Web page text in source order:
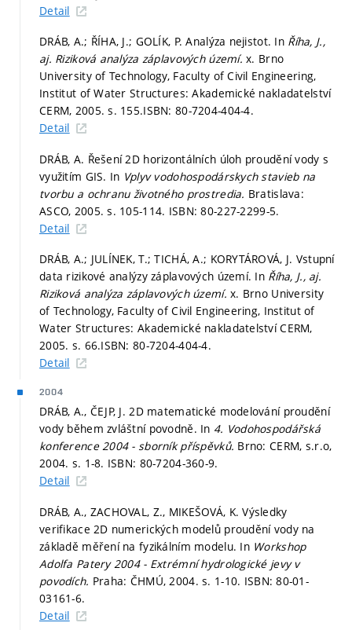
Detail
DRÁB, A.; ŘÍHA, J.; GOLÍK, P. Analýza nejistot. In Říha, J.,
aj. Riziková analýza záplavových území.x. Brno
University of Technology, Faculty of Civil Engineering,
Institut of Water Structures: Akademické nakladatelství
CERM, 2005.s. 155.ISBN: 80-7204-404-4.
Detail
DRÁB, A. Řešení 2D horizontálních úloh proudění vody s
využitím GIS. In Vplyv vodohospodárskych stavieb na
tvorbu a ochranu životného prostredia. Bratislava:
ASCO, 2005.s. 105-114. ISBN: 80-227-2299-5.
Detail
DRÁB, A.; JULÍNEK, T.; TICHÁ, A.; KORYTÁROVÁ, J. Vstupní
data rizikové analýzy záplavových území. In Říha, J., aj.
Riziková analýza záplavových území.x. Brno University
of Technology, Faculty of Civil Engineering, Institut of
Water Structures: Akademické nakladatelství CERM,
2005. s. 66.ISBN: 80-7204-404-4.
Detail
2004
DRÁB, A., ČEJP, J. 2D matematické modelování proudění
vody během zvláštní povodně. In 4. Vodohospodářská
konference 2004 - sborník příspěvků. Brno: CERM, s.r.o,
2004. s. 1-8. ISBN: 80-7204-360-9.
Detail
DRÁB, A., ZACHOVAL, Z., MIKEŠOVÁ, K. Výsledky
verifikace 2D numerických modelů proudění vody na
základě měření na fyzikálním modelu. In Workshop
Adolfa Patery 2004 - Extrémní hydrologické jevy v
povodích. Praha: ČHMÚ, 2004.s. 1-10. ISBN: 80-01-
03161-6.
Detail